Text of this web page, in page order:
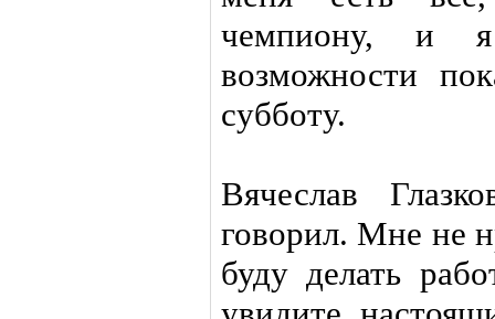
чемпиону, и
возможности
субботу.
Вячеслав
говорил. Мне не
буду делать